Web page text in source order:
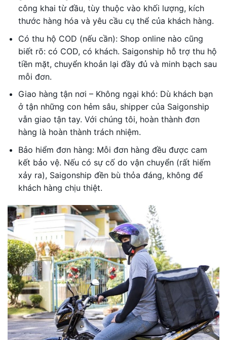
công khai từ đầu, tùy thuộc vào khối lượng, kích
thước hàng hóa và yêu cầu cụ thể của khách hàng.
Có thu hộ COD (nếu cần): Shop online nào cũng
biết rõ: có COD, có khách. Saigonship hỗ trợ thu hộ
tiền mặt, chuyển khoản lại đầy đủ và minh bạch sau
mỗi đơn.
Giao hàng tận nơi – Không ngại khó: Dù khách bạn
ở tận những con hẻm sâu, shipper của Saigonship
vẫn giao tận tay. Với chúng tôi, hoàn thành đơn
hàng là hoàn thành trách nhiệm.
Bảo hiểm đơn hàng: Mỗi đơn hàng đều được cam
kết bảo vệ. Nếu có sự cố do vận chuyển (rất hiếm
xảy ra), Saigonship đền bù thỏa đáng, không để
khách hàng chịu thiệt.